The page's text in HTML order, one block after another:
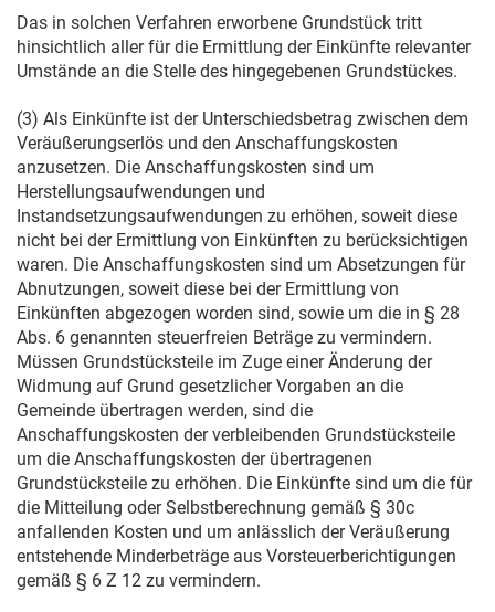
Das in solchen Verfahren erworbene Grundstück tritt
hinsichtlich aller für die Ermittlung der Einkünfte relevanter
Umstände an die Stelle des hingegebenen Grundstückes.
(3) Als Einkünfte ist der Unterschiedsbetrag zwischen dem
Veräußerungserlös und den Anschaffungskosten
anzusetzen. Die Anschaffungskosten sind um
Herstellungsaufwendungen und
Instandsetzungsaufwendungen zu erhöhen, soweit diese
nicht bei der Ermittlung von Einkünften zu berücksichtigen
waren. Die Anschaffungskosten sind um Absetzungen für
Abnutzungen, soweit diese bei der Ermittlung von
Einkünften abgezogen worden sind, sowie um die in § 28
Abs. 6 genannten steuerfreien Beträge zu vermindern.
Müssen Grundstücksteile im Zuge einer Änderung der
Widmung auf Grund gesetzlicher Vorgaben an die
Gemeinde übertragen werden, sind die
Anschaffungskosten der verbleibenden Grundstücksteile
um die Anschaffungskosten der übertragenen
Grundstücksteile zu erhöhen. Die Einkünfte sind um die für
die Mitteilung oder Selbstberechnung gemäß § 30c
anfallenden Kosten und um anlässlich der Veräußerung
entstehende Minderbeträge aus Vorsteuerberichtigungen
gemäß § 6 Z 12 zu vermindern.